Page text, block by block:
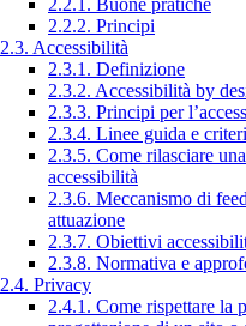
2.2.1. Buone pratiche
2.2.2. Principi
2.3. Accessibilità
2.3.1. Definizione
2.3.2. Accessibilità by
2.3.3. Principi per
2.3.4. Linee guida e
2.3.5. Come rilasciare
accessibilità
2.3.6. Meccanismo di
attuazione
2.3.7. Obiettivi
2.3.8. Normativa e
2.4. Privacy
2.4.1. Come rispettare la